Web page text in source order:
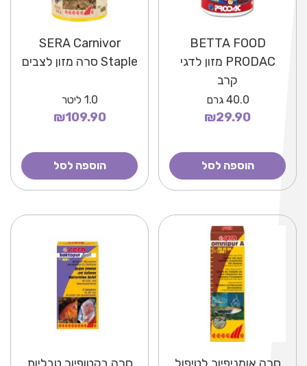
BETTA FOOD
PRODAC מזון לדגי
קרב
40.0 גרם
₪29.90
הוספה לסל
SERA Carnivor
Staple סרה מזון לצבים
1.0 ליטר
₪109.90
הוספה לסל